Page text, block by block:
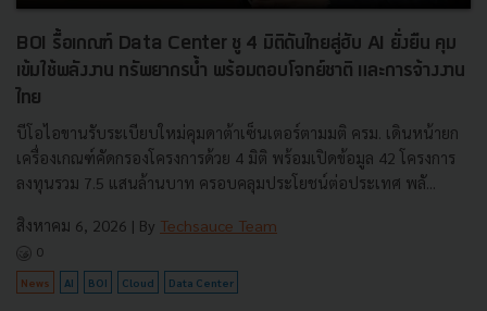
BOI รื้อเกณฑ์ Data Center ชู 4 มิติดันไทยสู่ฮับ AI ยั่งยืน คุม
เข้มใช้พลังงาน ทรัพยากรน้ำ พร้อมตอบโจทย์ชาติ และการจ้างงาน
ไทย
บีโอไอขานรับระเบียบใหม่คุมดาต้าเซ็นเตอร์ตามมติ ครม. เดินหน้ายก
เครื่องเกณฑ์คัดกรองโครงการด้วย 4 มิติ พร้อมเปิดข้อมูล 42 โครงการ
ลงทุนรวม 7.5 แสนล้านบาท ครอบคลุมประโยชน์ต่อประเทศ พลั...
สิงหาคม 6, 2026 | By Techsauce Team
0
News AI BOI Cloud Data Center